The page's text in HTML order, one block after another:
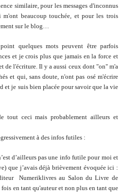
similaire, pour les messages d'inconnus
beaucoup touchée, et pour les trois
sur le blog…
quelques mots peuvent être parfois
et je crois plus que jamais en la force et
de l'écriture. Il y a aussi ceux dont "on" m'a
et qui, sans doute, n'ont pas osé m'écrire
et je suis bien placée pour savoir que la vie
tout ceci mais probablement ailleurs et
à des infos futiles :
d’ailleurs pas une info futile pour moi et
que j’avais déjà brièvement évoquée ici :
Numeriklivres au Salon du Livre de
en tant qu'auteur et non plus en tant que